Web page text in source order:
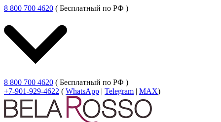
8 800 700 4620 ( Бесплатный по РФ )
8 800 700 4620 ( Бесплатный по РФ )
+7-901-929-4622 ( WhatsApp | Telegram | MAX)